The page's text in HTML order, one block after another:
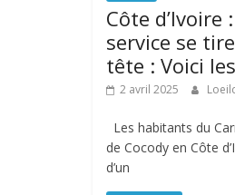
Côte d’Ivoire
service se
tête : Voici
2 avril 2025
Les habitants du
de Cocody en Côte
d’un